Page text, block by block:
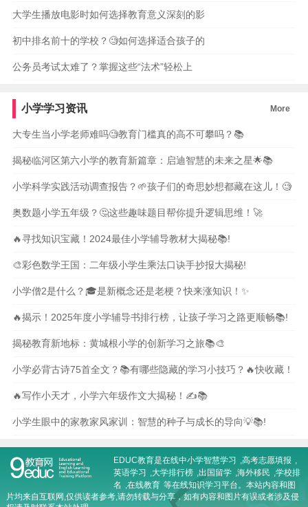
大学生播放电影时如何选择教育意义深刻的影
初中排名前十的学校？🧐如何选择适合孩子的
公务员考试太难了？掌握这些“法术”轻松上
小学学习资讯 More
大专生当小学老师难吗🧐教育门槛真的高不可攀吗？📚
揭秘临河区第六小学的教育新篇章：启迪智慧的未来之星🌟📚
小学科学实践活动调查报告？🌱孩子们的奇思妙想都藏在这儿！🧐
奥数题小学五年级？🤔这些趣味题目帮你提升逻辑思维！🚀
🔥寻找知识宝藏！2024最佳小学辅导教材大揭秘📚!
🎨彩色数学王国：二年级小学生乘法口诀手抄报大揭秘!
小学僧2是什么？🎓是新概念还是老梗？快来涨知识！✨
🔥揭示！2025年度小学辅导书排行榜，让孩子学习之路更顺畅📚!
揭秘教育新地标：黄城根小学的创新学习之旅📚🎨
小学必背古诗75首全文？📚有哪些隐藏的学习小技巧？🔥快收藏！
🔥写作小天才，小学六年级作文大揭秘！✍️📚
小学生眼中的家教家风家训：智慧的种子与成长的导向💡📚!
EDUC教育是在线中小学智慧学习 ,高考志愿填报 ,
英语学习
,大学排行榜 ,出国留学 ,海外移民 ,学校排
名 ,在线教育 等在线知识学习平台。本站内容和图
片均来自互联网,仅供读者参考,请勿转载与分享，如有内容和图片有误或者涉及侵